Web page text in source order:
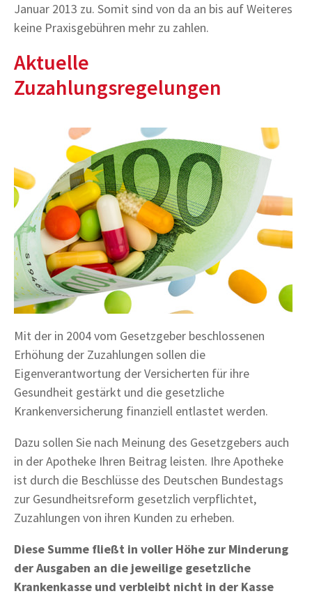
Januar 2013 zu. Somit sind von da an bis auf Weiteres
keine Praxisgebühren mehr zu zahlen.
Aktuelle
Zuzahlungsregelungen
Mit der in 2004 vom Gesetzgeber beschlossenen
Erhöhung der Zuzahlungen sollen die
Eigenverantwortung der Versicherten für ihre
Gesundheit gestärkt und die gesetzliche
Krankenversicherung finanziell entlastet werden.
Dazu sollen Sie nach Meinung des Gesetzgebers auch
in der Apotheke Ihren Beitrag leisten. Ihre Apotheke
ist durch die Beschlüsse des Deutschen Bundestags
zur Gesundheitsreform gesetzlich verpflichtet,
Zuzahlungen von ihren Kunden zu erheben.
Diese Summe fließt in voller Höhe zur Minderung
der Ausgaben an die jeweilige gesetzliche
Krankenkasse und verbleibt nicht in der Kasse